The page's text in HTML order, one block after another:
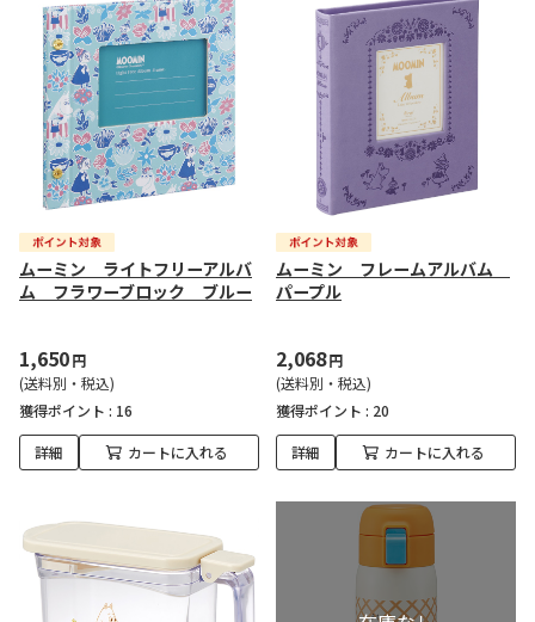
ムーミン ライトフリーアルバ
ム フラワーブロック ブルー
1,650円
(送料別・税込)
獲得ポイント : 16
詳細 カートに入れる
ムーミン フレームアルバム
パープル
2,068円
(送料別・税込)
獲得ポイント : 20
詳細 カートに入れる